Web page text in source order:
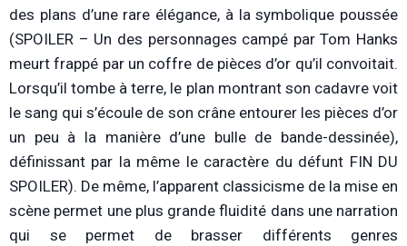
des plans d’une rare élégance, à la symbolique poussée
(SPOILER – Un des personnages campé par Tom Hanks
meurt frappé par un coffre de pièces d’or qu’il convoitait.
Lorsqu’il tombe à terre, le plan montrant son cadavre voit
le sang qui s’écoule de son crâne entourer les pièces d’or
un peu à la manière d’une bulle de bande-dessinée),
définissant par la même le caractère du défunt FIN DU
SPOILER). De même, l’apparent classicisme de la mise en
scène permet une plus grande fluidité dans une narration
qui se permet de brasser différents genres